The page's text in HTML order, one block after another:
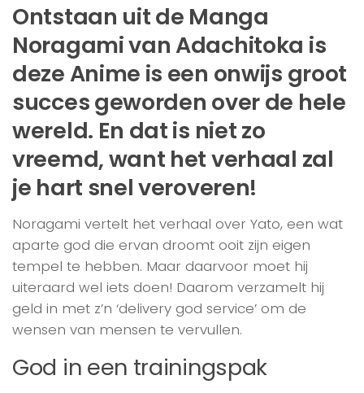
Ontstaan uit de Manga
Noragami van Adachitoka is
deze Anime is een onwijs groot
succes geworden over de hele
wereld. En dat is niet zo
vreemd, want het verhaal zal
je hart snel veroveren!
Noragami vertelt het verhaal over Yato, een wat
aparte god die ervan droomt ooit zijn eigen
tempel te hebben. Maar daarvoor moet hij
uiteraard wel iets doen! Daarom verzamelt hij
geld in met z’n ‘delivery god service’ om de
wensen van mensen te vervullen.
God in een trainingspak